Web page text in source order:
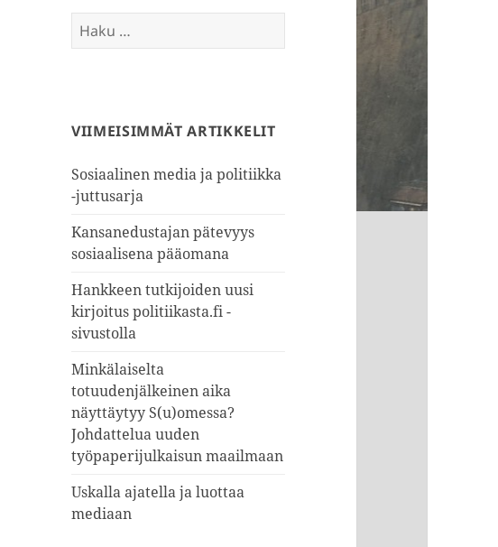
Haku:
VIIMEISIMMÄT ARTIKKELIT
Sosiaalinen media ja politiikka
-juttusarja
Kansanedustajan pätevyys
sosiaalisena pääomana
Hankkeen tutkijoiden uusi
kirjoitus politiikasta.fi -
sivustolla
Minkälaiselta
totuudenjälkeinen aika
näyttäytyy S(u)omessa?
Johdattelua uuden
työpaperijulkaisun maailmaan
Uskalla ajatella ja luottaa
mediaan